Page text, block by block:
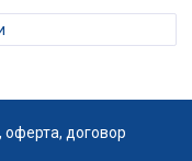
договор